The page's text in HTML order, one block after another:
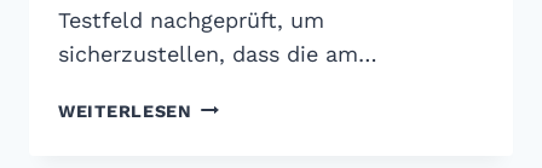
Testfeld nachgeprüft, um
sicherzustellen, dass die am…
WEITERLESEN ADAC